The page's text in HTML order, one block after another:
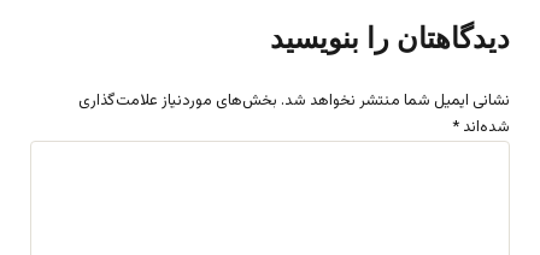
دیدگاهتان را بنویسید
نشانی ایمیل شما منتشر نخواهد شد. بخش‌های موردنیاز علامت‌گذاری
شده‌اند *